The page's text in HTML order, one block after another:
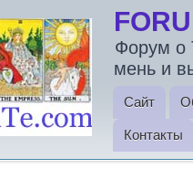
Форум о
мень и
Сайт
Контакты